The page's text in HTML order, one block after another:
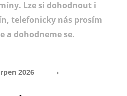
Lze si dohodnout i
telefonicky nás prosím
a dohodneme se.
2026 →